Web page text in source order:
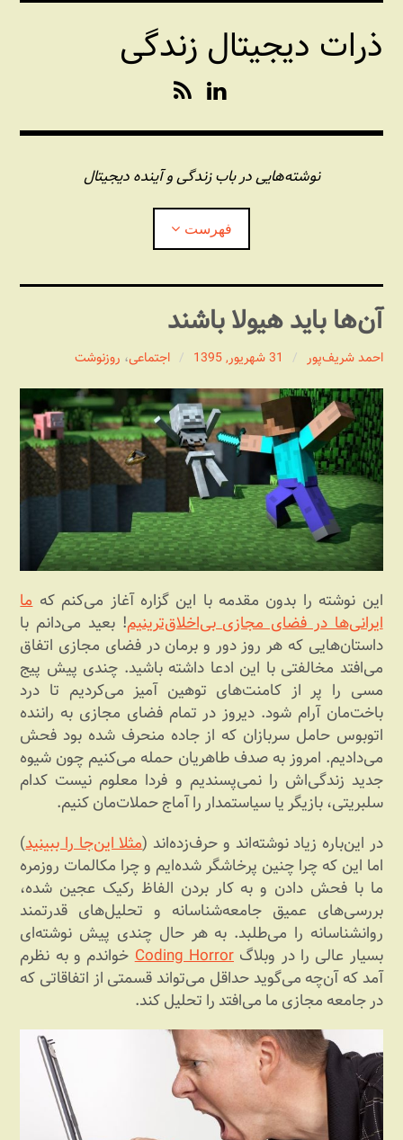
رفتن
محتواذرات دیجیتال زندگی
n
k
e
d
I
n
S
نوشته‌هایی در باب زندگی و آینده دیجیتال
فهرست
درباره این وبلاگ
مجله شبکه
پندهای یونیکسی استاد «فو» بازکردن
آن‌ها باید هیولا باشند
احمد شریف‌پور 31 شهریور, 1395 اجتماعی، روزنوشت
این نوشته را بدون مقدمه با این گزاره آغاز می‌کنم کهما
ایرانی‌ها در فضای مجازی بی‌اخلاق‌ترینیم! بعید می‌دانم با
داستان‌هایی که هر روز دور و برمان در فضای مجازی اتفاق
می‌افتد مخالفتی با این ادعا داشته باشید. چندی پیش پیج
مسی را پر از کامنت‌های توهین آمیز می‌کردیم تا درد
باخت‌مان آرام شود. دیروز در تمام فضای مجازی به راننده
اتوبوس حامل سربازان که از جاده منحرف شده بود فحش
می‌دادیم. امروز به صدف طاهریان حمله می‌کنیم چون شیوه
جدید زندگی‌اش را نمی‌پسندیم و فردا معلوم نیست کدام
سلبریتی، بازیگر یا سیاستمدار را آماج حملات‌مان کنیم.
در این‌باره زیاد نوشته‌اند و حرف‌زده‌اند (مثلا این‌جا را ببینید)
اما این که چرا چنین پرخاشگر شده‌ایم و چرا مکالمات روزمره
ما با فحش دادن و به کار بردن الفاظ رکیک عجین شده،
بررسی‌های عمیق جامعه‌شناسانه و تحلیل‌های قدرتمند
روانشناسانه را می‌طلبد. به هر حال چندی پیش نوشته‌ای
بسیار عالی را در وبلاگ Coding Horrorخواندم و به نظرم
آمد که آن‌چه می‌گوید حداقل می‌تواند قسمتی از اتفاقاتی که
در جامعه مجازی ما می‌افتد را تحلیل کند.